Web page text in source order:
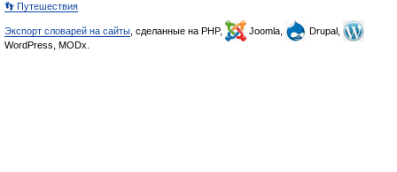
👣 Путешествия
Экспорт словарей на сайты , сделанные на PHP, Joomla,
Drupal,
WordPress, MODx.